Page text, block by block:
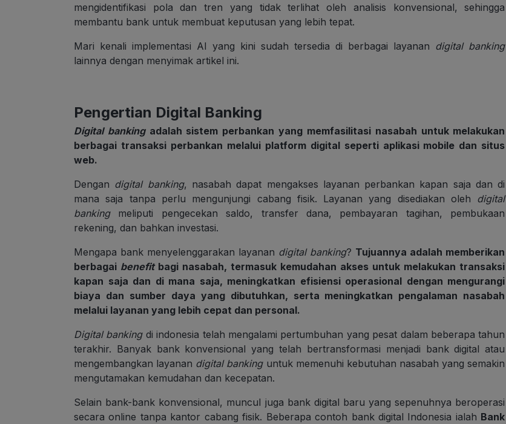
mengidentifikasi pola dan tren yang tidak terlihat oleh analisis konvensional, sehingga
membantu bank untuk membuat keputusan yang lebih tepat.
Mari kenali implementasi AI yang kini sudah tersedia di berbagai layanan digital banking
lainnya dengan menyimak artikel ini.
Pengertian Digital Banking
Digital bankingadalah sistem perbankan yang memfasilitasi nasabah untuk melakukan
berbagai transaksi perbankan melalui platform digital seperti aplikasi mobile dan situs
web.
Dengan digital banking, nasabah dapat mengakses layanan perbankan kapan saja dan di
mana saja tanpa perlu mengunjungi cabang fisik. Layanan yang disediakan oleh digital
bankingmeliputi pengecekan saldo, transfer dana, pembayaran tagihan, pembukaan
rekening, dan bahkan investasi.
Mengapa bank menyelenggarakan layanan digital banking? Tujuannya adalah memberikan
berbagai benefitbagi nasabah, termasuk kemudahan akses untuk melakukan transaksi
kapan saja dan di mana saja, meningkatkan efisiensi operasional dengan mengurangi
biaya dan sumber daya yang dibutuhkan, serta meningkatkan pengalaman nasabah
melalui layanan yang lebih cepat dan personal.
Digital bankingdi indonesia telah mengalami pertumbuhan yang pesat dalam beberapa tahun
terakhir. Banyak bank konvensional yang telah bertransformasi menjadi bank digital atau
mengembangkan layanan digital bankinguntuk memenuhi kebutuhan nasabah yang semakin
mengutamakan kemudahan dan kecepatan.
Selain bank-bank konvensional, muncul juga bank digital baru yang sepenuhnya beroperasi
secara online tanpa kantor cabang fisik. Beberapa contoh bank digital Indonesia ialah Bank